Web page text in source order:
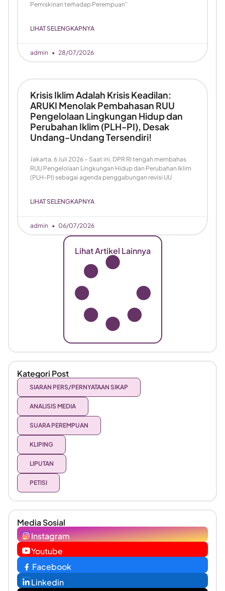
Pemiskinan terhadap Perempuan”
LIHAT SELENGKAPNYA
admin 28/07/2026
Krisis Iklim Adalah Krisis Keadilan:
ARUKI Menolak Pembahasan RUU
Pengelolaan Lingkungan Hidup dan
Perubahan Iklim (PLH-PI), Desak
Undang-Undang Tersendiri!
Jakarta, 6 Juli 2026 – Saat ini, DPR RI tengah membahas
RUU Pengelolaan Lingkungan Hidup dan Perubahan Iklim
(PLH-PI) sebagai agenda penggabungan revisi UU
LIHAT SELENGKAPNYA
admin 06/07/2026
Lihat Artikel Lainnya
Kategori Post
SIARAN PERS/PERNYATAAN SIKAP
ANALISIS MEDIA
SUARA PEREMPUAN
KLIPING
LIPUTAN
PETISI
Media Sosial
Instagram
Youtube
Facebook
Linkedin